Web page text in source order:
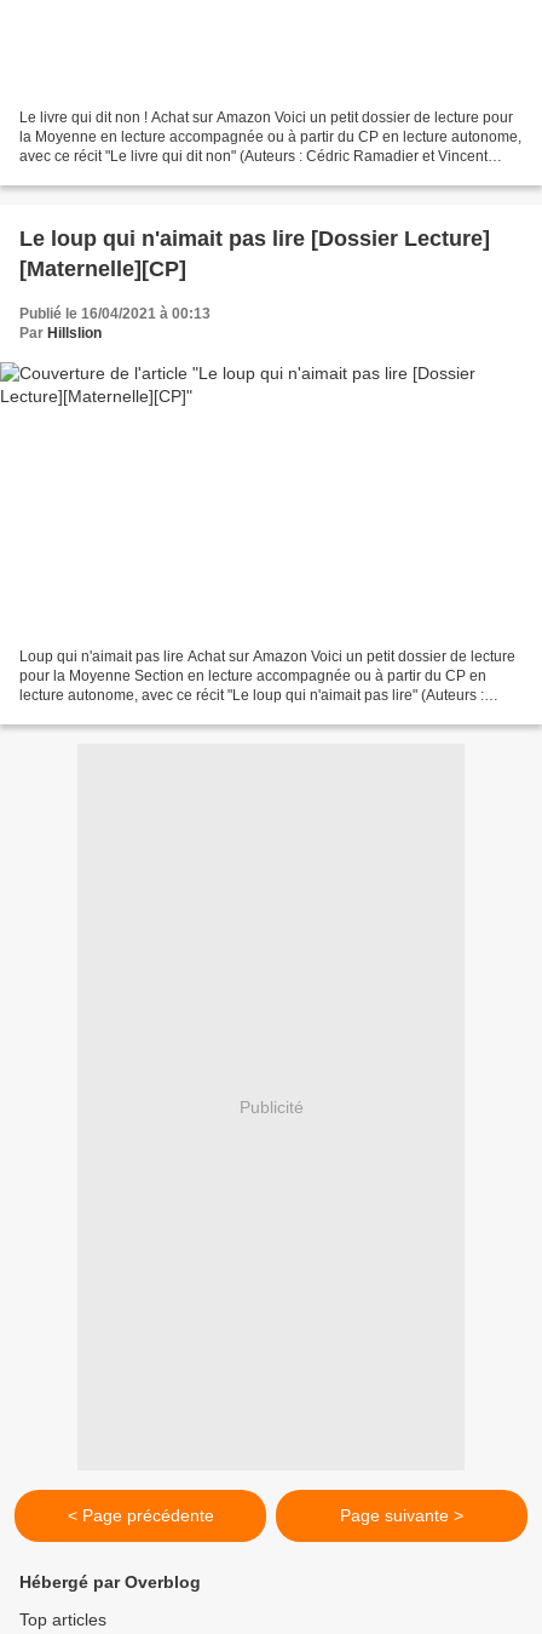
Le livre qui dit non ! Achat sur Amazon Voici un petit dossier de lecture pour
la Moyenne en lecture accompagnée ou à partir du CP en lecture autonome,
avec ce récit "Le livre qui dit non" (Auteurs : Cédric Ramadier et Vincent
Le loup qui n'aimait pas lire [Dossier Lecture]
[Maternelle][CP]
Publié le 16/04/2021 à 00:13
Par Hillslion
Loup qui n'aimait pas lire Achat sur Amazon Voici un petit dossier de lecture
pour la Moyenne Section en lecture accompagnée ou à partir du CP en
lecture autonome, avec ce récit "Le loup qui n'aimait pas lire" (Auteurs :
Publicité
< Page précédente Page suivante >
Hébergé par Overblog
Top articles